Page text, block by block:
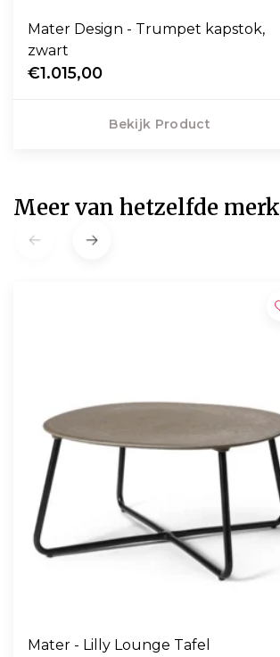
Mater Design - Trumpet kapstok,
zwart
€1.015,00
Bekijk Product
Meer van hetzelfde merk
Mater - Lilly Lounge Tafel